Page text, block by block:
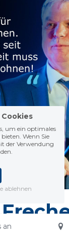
an
um ein optimales
Wenn Sie
der Verwendung
ablehnen